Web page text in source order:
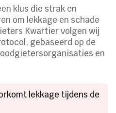
klus die strak en
om lekkage en schade
Kwartier volgen wij
gebaseerd op de
en
lekkage tijdens de